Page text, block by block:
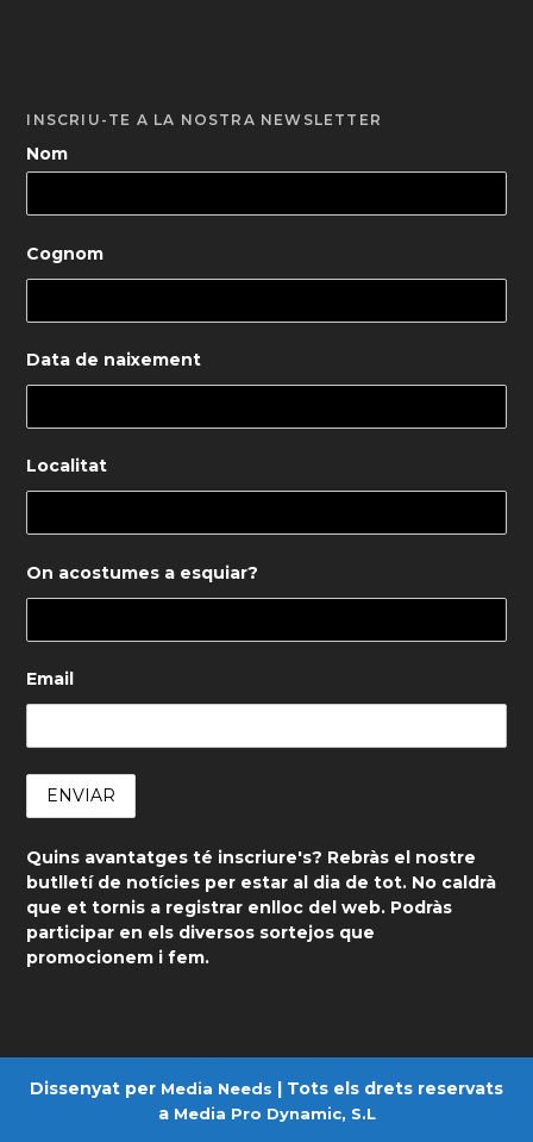
INSCRIU-TE A LA NOSTRA NEWSLETTER
Nom
Cognom
Data de naixement
Localitat
On acostumes a esquiar?
Email
Quins avantatges té inscriure's? Rebràs el nostre
butlletí de notícies per estar al dia de tot. No caldrà
que et tornis a registrar enlloc del web. Podràs
participar en els diversos sortejos que
promocionem i fem.
Dissenyat per Media Needs | Tots els drets reservats
a Media Pro Dynamic, S.L